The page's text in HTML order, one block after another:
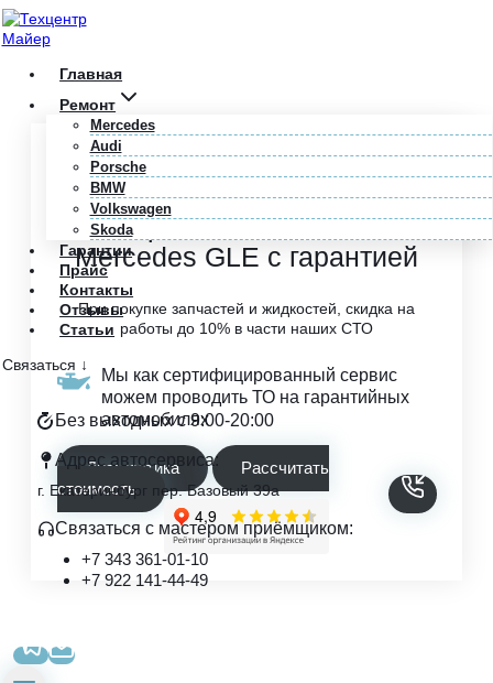
Перейти
к
Главная
Ремонт
Mercedes
Audi
Porsche
BMW
Volkswagen
Skoda
Гарантии
Прайс
Контакты
Отзывы
Статьи
Связаться ↓
Без выходных с 9:00-20:00
Адрес автосервиса:
г. Екатеринбург пер. Базовый 39а
Связаться с мастером приёмщиком:
+7 343 361-01-10
+7 922 141-44-49
Главная/Mercedes/GLE/Тормозная
Ремонт и обслуживание
тормозной системы
Mercedes GLE с гарантией
При покупке запчастей и жидкостей, скидка на
работы до 10% в части наших СТО
Мы как сертифицированный сервис
можем проводить ТО на гарантийных
автомобилях
Диагностика
Рассчитать
стоимость